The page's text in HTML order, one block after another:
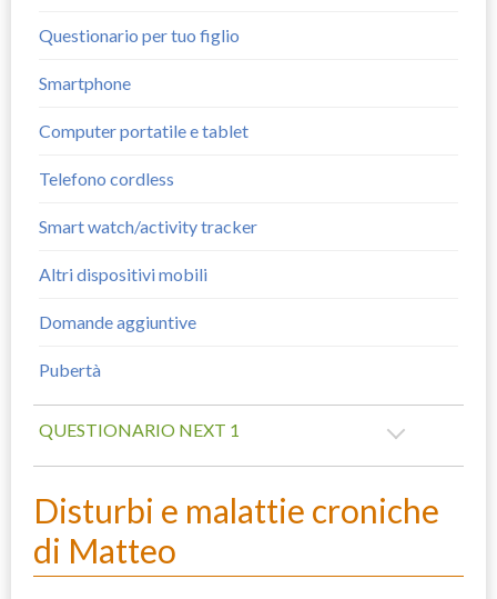
Questionario per tuo figlio
Smartphone
Computer portatile e tablet
Telefono cordless
Smart watch/activity tracker
Altri dispositivi mobili
Domande aggiuntive
Pubertà
QUESTIONARIO NEXT 1
Disturbi e malattie croniche
di Matteo